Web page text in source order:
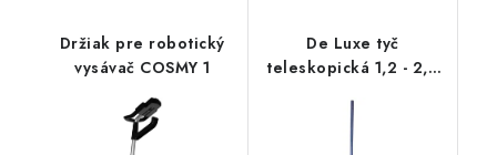
Držiak pre robotický
vysávač COSMY 1
De Luxe tyč
teleskopická 1,2 - 2,4